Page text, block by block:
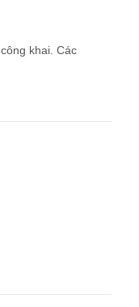
khai. Các